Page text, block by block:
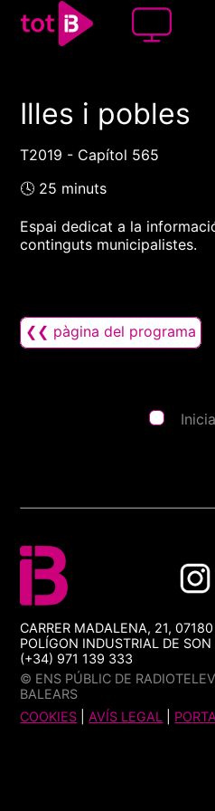
00:00 00:00
1x
Illes i pobles
T2019 - Capítol 565
🕓 25 minuts
Espai dedicat a la
continguts municipalistes.
❮❮ pàgina del programa
CARRER MADALENA, 21, 07180
POLÍGON INDUSTRIAL DE
(+34) 971 139 333
© ENS PÚBLIC DE
BALEARS
COOKIES |AVÍS LEGAL